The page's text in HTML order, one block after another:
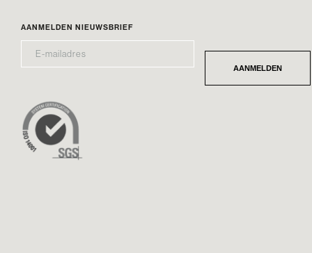
AANMELDEN NIEUWSBRIEF
MAILADRES* AANMELDEN